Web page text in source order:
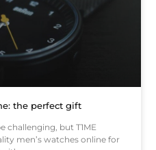
the perfect gift
challenging, but T1ME
men’s watches online for